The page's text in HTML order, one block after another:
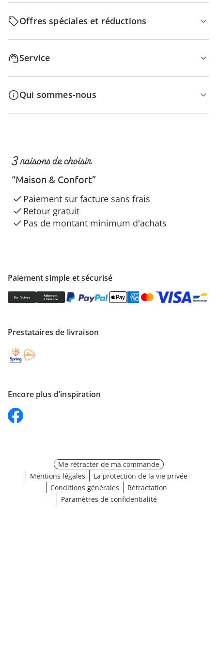
Offres spéciales et réductions
Service
Qui sommes-nous
Paiement simple et sécurisé
Prestataires de livraison
Encore plus d’inspiration
3 raisons de choisir
“Maison & Confort”
Paiement sur facture sans frais
Retour gratuit
Pas de montant minimum d'achats
Me rétracter de ma commande
Mentions légales
La protection de la vie privée
Conditions générales
Rétractation
Paramètres de confidentialité